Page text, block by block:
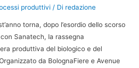
produttivi / Di redazione
torna, dopo l’esordio dello scorso
Sanatech, la rassegna
produttiva del biologico e del
da BolognaFiere e Avenue